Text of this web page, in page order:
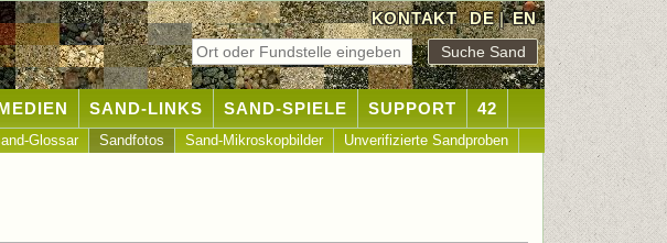
KONTAKT DE|EN
SAND-LINKS SAND-SPIELE SUPPORT 42
Glossar Sandfotos Sand-Mikroskopbilder Unverifizierte Sandproben